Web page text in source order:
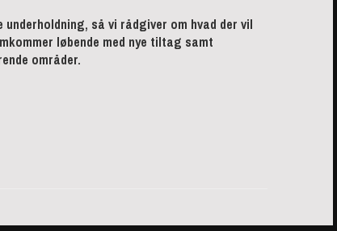
så vi rådgiver om hvad der vil
løbende med nye tiltag samt
områder.